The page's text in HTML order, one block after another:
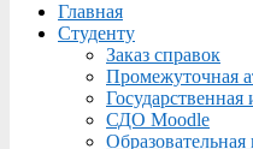
Menu
Главная
Студенту
Заказ справок
Промежуточная
Государственная
СДО Moodle